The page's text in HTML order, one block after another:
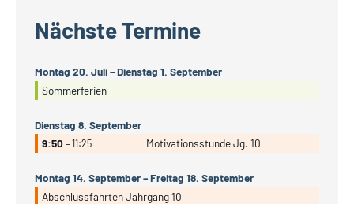
Nächste Termine
Montag 20. Juli–Dienstag 1. September
Sommerferien
Dienstag 8. September
9:50 – 11:25 Motivationsstunde Jg. 10
Montag 14. September–Freitag 18. September
Abschlussfahrten Jahrgang 10